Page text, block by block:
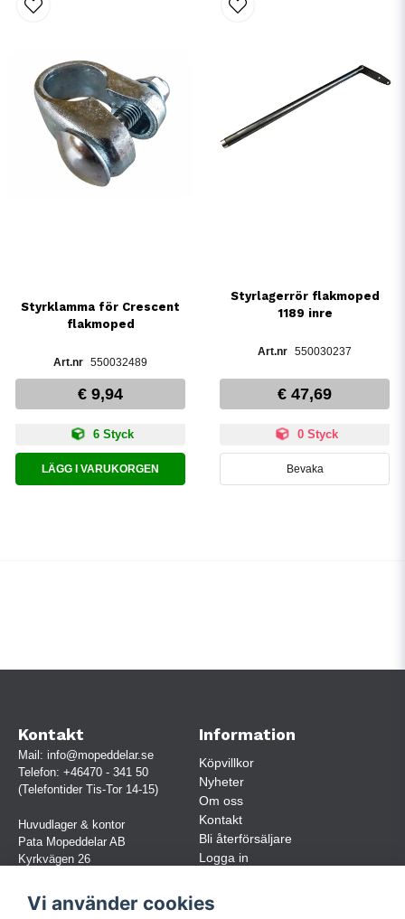
Styrklamma för Crescent
flakmoped
550032489
€ 9,94
6 Styck
LÄGG I VARUKORGEN
Styrlagerrör flakmoped
1189 inre
550030237
€ 47,69
0 Styck
Bevaka
Kontakt
Mail: info@mopeddelar.se
Telefon: +46470 - 341 50
(Telefontider Tis-Tor 14-15)
Huvudlager & kontor
Pata Mopeddelar AB
Kyrkvägen 26
(OBS. Endast förbokade besök)
Information
Köpvillkor
Nyheter
Om oss
Kontakt
Bli återförsäljare
Logga in
Vi använder cookies